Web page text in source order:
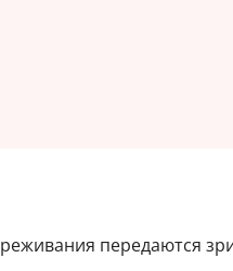
передаются